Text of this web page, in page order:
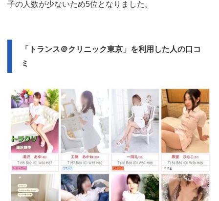
子の人数が少ないため5位となりました。
「トランス＠クリニック東京」を利用した人の口コ
ミ